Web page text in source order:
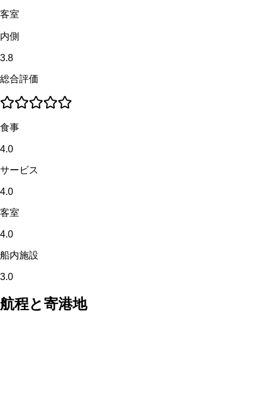
客室
内側
3.8
総合評価
食事
4.0
サービス
4.0
客室
4.0
船内施設
3.0
航程と寄港地